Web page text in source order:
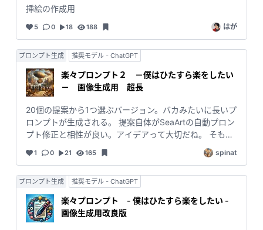
画制作 ・YouTubeコンテンツの作成 ・映像制作の学習
ンテーション ・自主制作のドラマやウェブシリーズ ・教
育動画の作成 ・イベントのビデオメッセージ など ------
---- 😊少しでも気に入っていただけましたら、お気に入
り（❤マーク）をクリックしていただけると、とても励
みになりますので、ぜひお願いいたします。 😊また、
「いつか使ってみよう」と思っている方も、お気に入り
に登録しておくと、いつでもマイページからすぐにご利
用いただけます。 😊感想など、お気軽にコメントくださ
い。
挿絵の作成用
5 0 18 188 はが
プロンプト生成 推奨モデル - ChatGPT
楽々プロンプト２ －僕はひたすら楽をしたい
－ 画像生成用 超長
20個の提案から1つ選ぶバージョン。バカみたいに長いプ
ロンプトが生成される。 提案自体がSeaArtの自動プロン
プト修正と相性が良い。アイデアって大切だね。 そもそ
もSeaArtの通常生成では記入欄に収まらないとい
う・・。 midjourney向け #midjourney #GPT4o #プ
1 0 21 165 spinat
プロンプト生成 推奨モデル - ChatGPT
楽々プロンプト - 僕はひたすら楽をしたい -
画像生成用改良版